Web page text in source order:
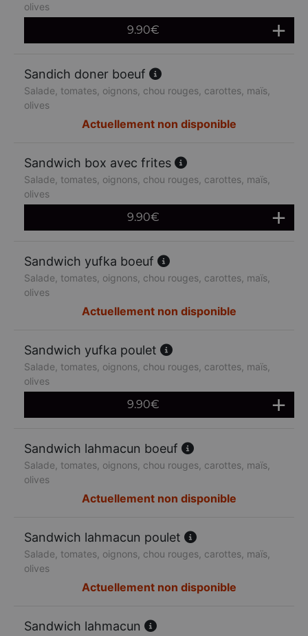
olives
9.90€
Sandich doner boeuf
Salade, tomates, oignons, chou rouges, carottes, maïs,
olives
Actuellement non disponible
Sandwich box avec frites
Salade, tomates, oignons, chou rouges, carottes, maïs,
olives
9.90€
Sandwich yufka boeuf
Salade, tomates, oignons, chou rouges, carottes, maïs,
olives
Actuellement non disponible
Sandwich yufka poulet
Salade, tomates, oignons, chou rouges, carottes, maïs,
olives
9.90€
Sandwich lahmacun boeuf
Salade, tomates, oignons, chou rouges, carottes, maïs,
olives
Actuellement non disponible
Sandwich lahmacun poulet
Salade, tomates, oignons, chou rouges, carottes, maïs,
olives
Actuellement non disponible
Sandwich lahmacun